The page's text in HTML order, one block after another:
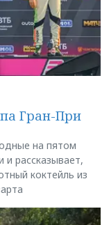
Гран-При
на пятом
рассказывает,
коктейль из